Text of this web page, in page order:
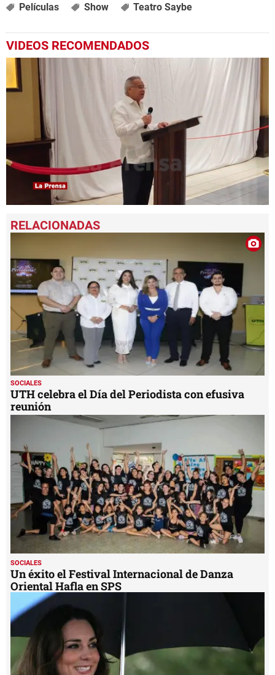
Películas
Show Teatro Saybe
VIDEOS RECOMENDADOS
seconds
of
44
seconds
SOCIALES
UTH celebra el Día del Periodista con efusiva
reunión
SOCIALES
Un éxito el Festival Internacional de Danza
Oriental Hafla en SPS